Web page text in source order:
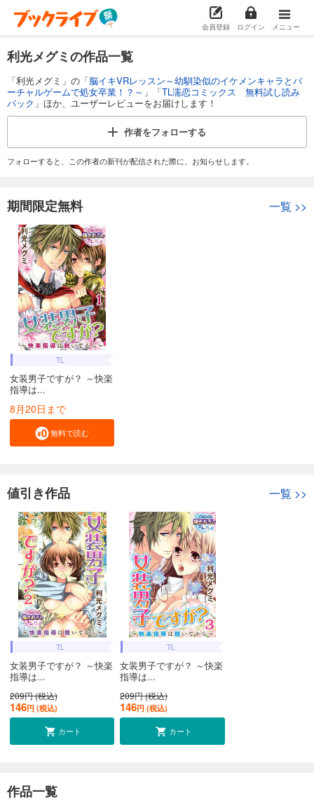
会員登録 ログイン メニュー
利光メグミの作品一覧
「利光メグミ」の「脳イキVRレッスン～幼馴染似のイケメンキャラとバ
ーチャルゲームで処女卒業！？～ 」「TL濡恋コミックス 無料試し読み
パック 」ほか、ユーザーレビューをお届けします！
作者をフォローする
フォローすると、この作者の新刊が配信された際に、お知らせします。
期間限定無料 一覧 >>
TL
女装男子ですが？ ～快楽
指導は...
8月20日まで
無料で読む
値引き作品 一覧 >>
TL
女装男子ですが？ ～快楽
指導は...
209円 (税込)
146円 (税込)
カート
TL
女装男子ですが？ ～快楽
指導は...
209円 (税込)
146円 (税込)
カート
作品一覧